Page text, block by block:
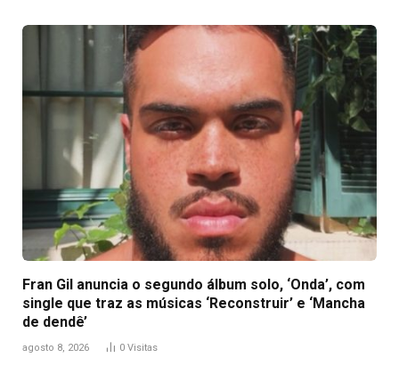
Fran Gil anuncia o segundo álbum solo, ‘Onda’, com
single que traz as músicas ‘Reconstruir’ e ‘Mancha
de dendê’
agosto 8, 2026 0 Visitas